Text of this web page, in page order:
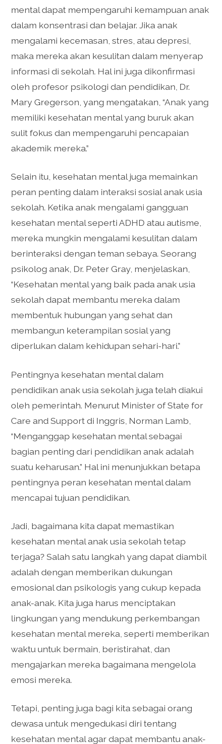
mental dapat mempengaruhi kemampuan anak
dalam konsentrasi dan belajar. Jika anak
mengalami kecemasan, stres, atau depresi,
maka mereka akan kesulitan dalam menyerap
informasi di sekolah. Hal ini juga dikonfirmasi
oleh profesor psikologi dan pendidikan, Dr.
Mary Gregerson, yang mengatakan, “Anak yang
memiliki kesehatan mental yang buruk akan
sulit fokus dan mempengaruhi pencapaian
akademik mereka.”
Selain itu, kesehatan mental juga memainkan
peran penting dalam interaksi sosial anak usia
sekolah. Ketika anak mengalami gangguan
kesehatan mental seperti ADHD atau autisme,
mereka mungkin mengalami kesulitan dalam
berinteraksi dengan teman sebaya. Seorang
psikolog anak, Dr. Peter Gray, menjelaskan,
“Kesehatan mental yang baik pada anak usia
sekolah dapat membantu mereka dalam
membentuk hubungan yang sehat dan
membangun keterampilan sosial yang
diperlukan dalam kehidupan sehari-hari.”
Pentingnya kesehatan mental dalam
pendidikan anak usia sekolah juga telah diakui
oleh pemerintah. Menurut Minister of State for
Care and Support di Inggris, Norman Lamb,
“Menganggap kesehatan mental sebagai
bagian penting dari pendidikan anak adalah
suatu keharusan.” Hal ini menunjukkan betapa
pentingnya peran kesehatan mental dalam
mencapai tujuan pendidikan.
Jadi, bagaimana kita dapat memastikan
kesehatan mental anak usia sekolah tetap
terjaga? Salah satu langkah yang dapat diambil
adalah dengan memberikan dukungan
emosional dan psikologis yang cukup kepada
anak-anak. Kita juga harus menciptakan
lingkungan yang mendukung perkembangan
kesehatan mental mereka, seperti memberikan
waktu untuk bermain, beristirahat, dan
mengajarkan mereka bagaimana mengelola
emosi mereka.
Tetapi, penting juga bagi kita sebagai orang
dewasa untuk mengedukasi diri tentang
kesehatan mental agar dapat membantu anak-